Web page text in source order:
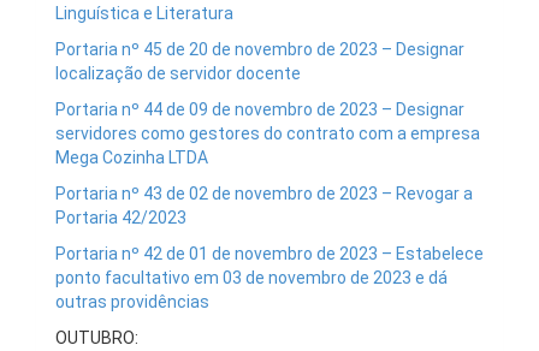
Linguística e Literatura
Portaria nº 45 de 20 de novembro de 2023 – Designar
localização de servidor docente
Portaria nº 44 de 09 de novembro de 2023 – Designar
servidores como gestores do contrato com a empresa
Mega Cozinha LTDA
Portaria nº 43 de 02 de novembro de 2023 – Revogar a
Portaria 42/2023
Portaria nº 42 de 01 de novembro de 2023 – Estabelece
ponto facultativo em 03 de novembro de 2023 e dá
outras providências
OUTUBRO: